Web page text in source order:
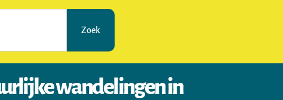
Zoek
wandelingen in